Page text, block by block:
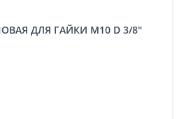
ДЛЯ ГАЙКИ M10 D 3/8"